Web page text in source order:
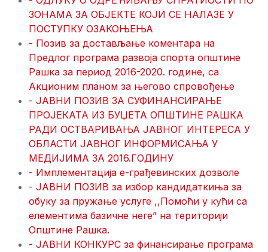
ЗОНАМА ЗА ОБЈЕКТЕ КОЈИ СЕ НАЛАЗЕ У
ПОСТУПКУ ОЗАКОЊЕЊА
- Позив за достављање коментара на
Предлог програма развоја спорта општине
Рашка за период 2016-2020. године, са
Акционим планом за његово спровођење
- ЈАВНИ ПОЗИВ ЗА СУФИНАНСИРАЊЕ
ПРОЈЕКАТА ИЗ БУЏЕТА ОПШТИНЕ РАШКА
РАДИ ОСТВАРИВАЊА ЈАВНОГ ИНТЕРЕСА У
ОБЛАСТИ ЈАВНОГ ИНФОРМИСАЊА У
МЕДИЈИМА ЗА 2016.ГОДИНУ
- Имплементација е-грађевинских дозволе
- ЈАВНИ ПОЗИВ за избор кандидаткиња за
обуку за пружање услуге ,,Помоћи у кући са
елементима базичне неге” на територији
Општине Рашка.
- ЈАВНИ КОНКУРС за финансирање програма